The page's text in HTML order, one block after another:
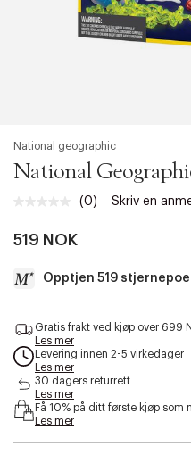
National geographic
National
Ingen
(0) Skriv en
519 NOK
Opptjen 519
c
c
e
s
s
i
i
Gratis frakt ved kjøp over 699
Les mer
Levering innen 2-5 virkedager
Les mer
30 dagers returrett
Les mer
Få 10% på ditt første kjøp som
Les mer